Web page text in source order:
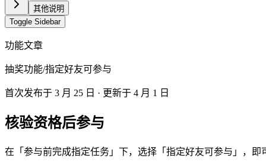
其他说明
Toggle Sidebar
功能文章
抽奖功能/指定好友可参与
首次发布于 3 月 25 日 · 更新于 4 月 1 日
核验资格后参与
在「参与前完成指定任务」下，选择「指定好友可参与」，即